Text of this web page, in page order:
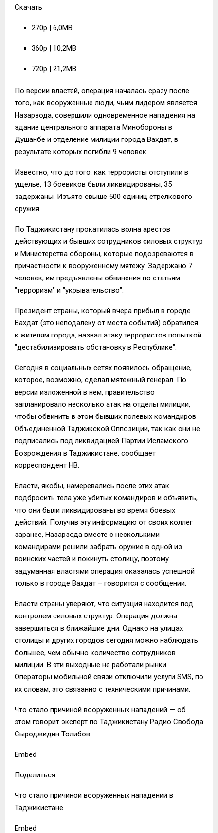
Скачать
270p | 6,0MB
360p | 10,2MB
720p | 21,2MB
По версии властей, операция началась сразу после
того, как вооруженные люди, чьим лидером является
Назарзода, совершили одновременное нападения на
здание центрального аппарата Минобороны в
Душанбе и отделение милиции города Вахдат, в
результате которых погибли 9 человек.
Известно, что до того, как террористы отступили в
ущелье, 13 боевиков были ликвидированы, 35
задержаны. Изъято свыше 500 единиц стрелкового
оружия.
По Таджикистану прокатилась волна арестов
действующих и бывших сотрудников силовых структур
и Министерства обороны, которые подозреваются в
причастности к вооруженному мятежу. Задержано 7
человек, им предъявлены обвинения по статьям
"терроризм" и "укрывательство".
Президент страны, который вчера прибыл в городе
Вахдат (это неподалеку от места событий) обратился
к жителям города, назвал атаку террористов попыткой
"дестабилизировать обстановку в Республике".
Сегодня в социальных сетях появилось обращение,
которое, возможно, сделал мятежный генерал. По
версии изложенной в нем, правительство
запланировало несколько атак на отделы милиции,
чтобы обвинить в этом бывших полевых командиров
Объединенной Таджикской Оппозиции, так как они не
подписались под ликвидацией Партии Исламского
Возрождения в Таджикистане, сообщает
корреспондент НВ.
Власти, якобы, намеревались после этих атак
подбросить тела уже убитых командиров и объявить,
что они были ликвидированы во время боевых
действий. Получив эту информацию от своих коллег
заранее, Назарзода вместе с несколькими
командирами решили забрать оружие в одной из
воинских частей и покинуть столицу, поэтому
задуманная властями операция оказалась успешной
только в городе Вахдат – говорится с сообщении.
Власти страны уверяют, что ситуация находится под
контролем силовых структур. Операция должна
завершиться в ближайшие дни. Однако на улицах
столицы и других городов сегодня можно наблюдать
большее, чем обычно количество сотрудников
милиции. В эти выходные не работали рынки.
Операторы мобильной связи отключили услуги SMS, по
их словам, это связанно с техническими причинами.
Что стало причиной вооруженных нападений — об
этом говорит эксперт по Таджикистану Радио Свобода
Сыроджидин Толибов:
Embed
Поделиться
Что стало причиной вооруженных нападений в
Таджикистане
Embed